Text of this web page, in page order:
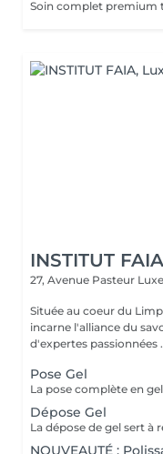
INSTITUT FAIA
27, Avenue Pasteur
Située au coeur du
incarne l'alliance du savoir-
d'expertes passionnées
Pose Gel
Dépose Gel
NOUVEAUTÉ :